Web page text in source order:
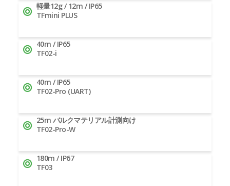
軽量12g / 12m / IP65
TFmini PLUS
40m / IP65
TF02-i
40m / IP65
TF02-Pro (UART)
25m バルクマテリアル計測向け
TF02-Pro-W
180m / IP67
TF03